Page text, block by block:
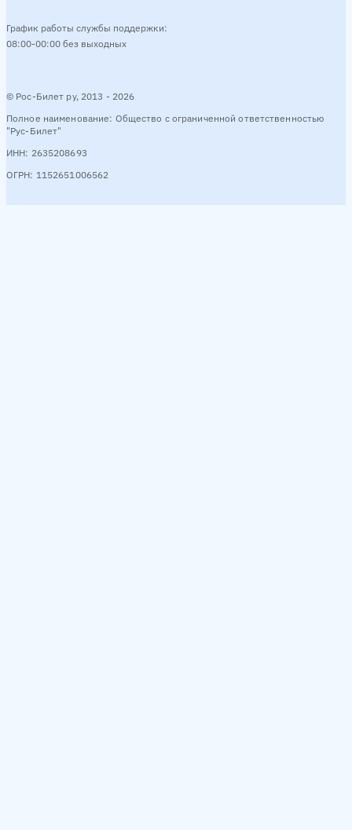
© Рос-Билет ру, 2013 - 2026
Полное наименование: Общество с ограниченной ответственностью
"Рус-Билет"
ИНН: 2635208693
ОГРН: 1152651006562
График работы службы поддержки:
08:00-00:00 без выходных